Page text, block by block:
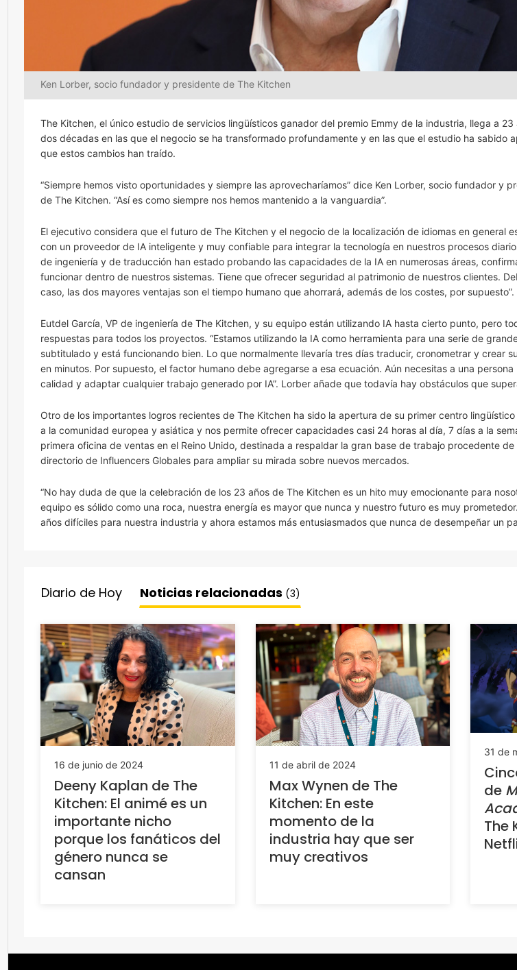
Ken Lorber, socio fundador y presidente de The Kitchen
The Kitchen, el único estudio de servicios lingüísticos ganador del premio Emmy de la industria, llega a
dos décadas en las que el negocio se ha transformado profundamente y en las que el estudio ha sabido
que estos cambios han traído.
“Siempre hemos visto oportunidades y siempre las aprovecharíamos” dice Ken Lorber, socio fundador y
de The Kitchen. “Así es como siempre nos hemos mantenido a la vanguardia”.
El ejecutivo considera que el futuro de The Kitchen y el negocio de la localización de idiomas en general
con un proveedor de IA inteligente y muy confiable para integrar la tecnología en nuestros procesos
de ingeniería y de traducción han estado probando las capacidades de la IA en numerosas áreas,
funcionar dentro de nuestros sistemas. Tiene que ofrecer seguridad al patrimonio de nuestros clientes.
caso, las dos mayores ventajas son el tiempo humano que ahorrará, además de los costes, por supuesto”.
Eutdel García, VP de ingeniería de The Kitchen, y su equipo están utilizando IA hasta cierto punto, pero
respuestas para todos los proyectos. “Estamos utilizando la IA como herramienta para una serie de
subtitulado y está funcionando bien. Lo que normalmente llevaría tres días traducir, cronometrar y crear
en minutos. Por supuesto, el factor humano debe agregarse a esa ecuación. Aún necesitas a una
calidad y adaptar cualquier trabajo generado por IA”. Lorber añade que todavía hay obstáculos que
Otro de los importantes logros recientes de The Kitchen ha sido la apertura de su primer centro
a la comunidad europea y asiática y nos permite ofrecer capacidades casi 24 horas al día, 7 días a la
primera oficina de ventas en el Reino Unido, destinada a respaldar la gran base de trabajo procedente
directorio de Influencers Globales para ampliar su mirada sobre nuevos mercados.
“No hay duda de que la celebración de los 23 años de The Kitchen es un hito muy emocionante para
equipo es sólido como una roca, nuestra energía es mayor que nunca y nuestro futuro es muy
años difíciles para nuestra industria y ahora estamos más entusiasmados que nunca de desempeñar un
Diario de Hoy Noticias relacionadas (3)
16 de junio de 2024
Deeny Kaplan de The
Kitchen: El animé es un
importante nicho
porque los fanáticos del
género nunca se
cansan
11 de abril de 2024
Max Wynen de The
Kitchen: En este
momento de la
industria hay que ser
muy creativos
31 de
de
The